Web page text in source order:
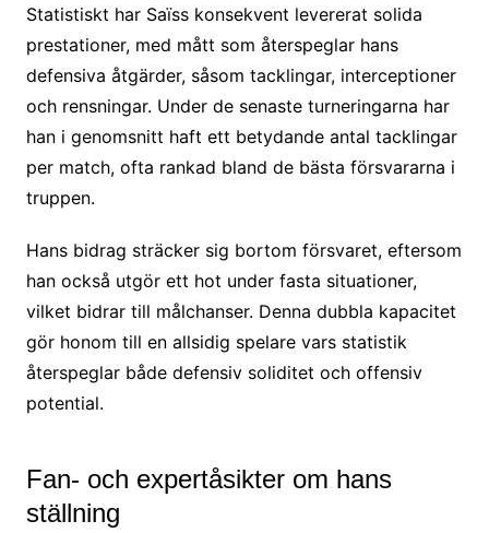
Statistiskt har Saïss konsekvent levererat solida
prestationer, med mått som återspeglar hans
defensiva åtgärder, såsom tacklingar, interceptioner
och rensningar. Under de senaste turneringarna har
han i genomsnitt haft ett betydande antal tacklingar
per match, ofta rankad bland de bästa försvararna i
truppen.
Hans bidrag sträcker sig bortom försvaret, eftersom
han också utgör ett hot under fasta situationer,
vilket bidrar till målchanser. Denna dubbla kapacitet
gör honom till en allsidig spelare vars statistik
återspeglar både defensiv soliditet och offensiv
potential.
Fan- och expertåsikter om hans
ställning